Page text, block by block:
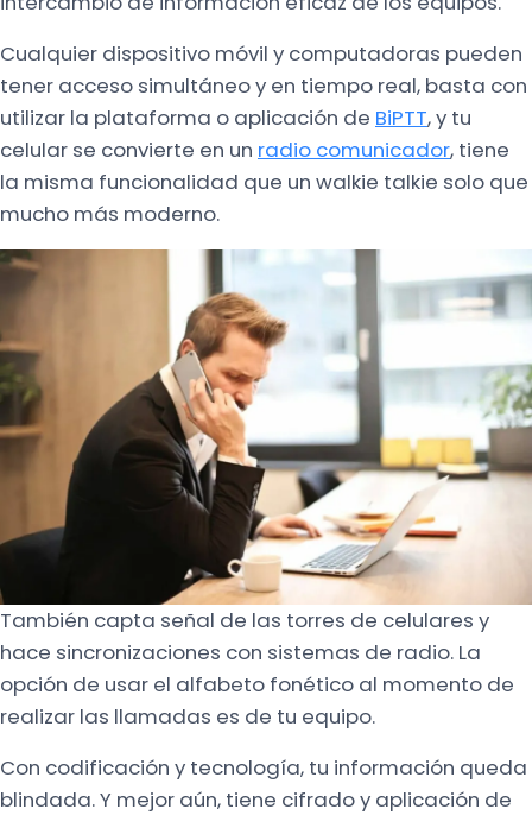
Cualquier dispositivo móvil y computadoras pueden
tener acceso simultáneo y en tiempo real, basta con
utilizar la plataforma o aplicación de BiPTT, y tu
celular se convierte en un radio comunicador, tiene
la misma funcionalidad que un walkie talkie solo que
mucho más moderno.
También capta señal de las torres de celulares y
hace sincronizaciones con sistemas de radio. La
opción de usar el alfabeto fonético al momento de
realizar las llamadas es de tu equipo.
Con codificación y tecnología, tu información queda
blindada. Y mejor aún, tiene cifrado y aplicación de